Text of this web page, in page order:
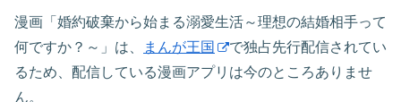
漫画「婚約破棄から始まる溺愛生活～理想の結婚相手って
何ですか？～」は、
まんが王国
で独占先行配信されてい
るため、配信している漫画アプリは今のところありませ
ん。